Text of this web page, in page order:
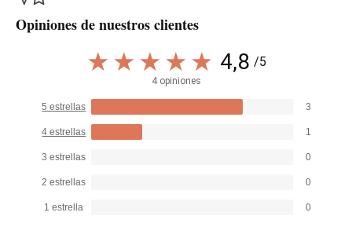
Opiniones de nuestros clientes
4,8 /5
4 opiniones
5 estrellas 3
4 estrellas 1
3 estrellas 0
2 estrellas 0
1 estrella 0